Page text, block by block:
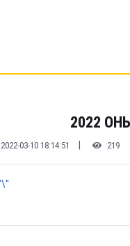
2022
2022-03-10 18:14:51 | 219